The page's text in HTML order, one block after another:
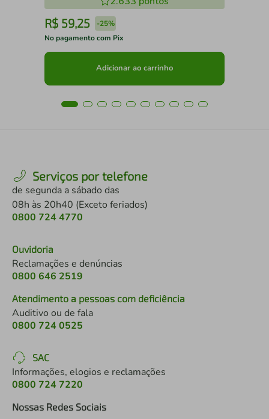
R$ 59,25 -25%
No pagamento com Pix
Adicionar ao carrinho
Serviços por telefone
de segunda a sábado das
08h às 20h40 (Exceto feriados)
0800 724 4770
Ouvidoria
Reclamações e denúncias
0800 646 2519
Atendimento a pessoas com deficiência
Auditivo ou de fala
0800 724 0525
SAC
Informações, elogios e reclamações
0800 724 7220
Nossas Redes Sociais